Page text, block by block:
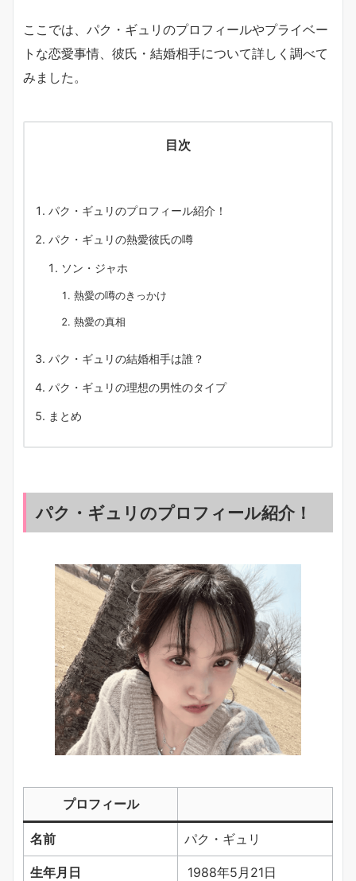
ここでは、パク・ギュリのプロフィールやプライベー
トな恋愛事情、彼氏・結婚相手について詳しく調べて
みました。
目次
パク・ギュリのプロフィール紹介！
パク・ギュリの熱愛彼氏の噂
ソン・ジャホ
熱愛の噂のきっかけ
熱愛の真相
パク・ギュリの結婚相手は誰？
パク・ギュリの理想の男性のタイプ
まとめ
パク・ギュリのプロフィール紹介！
プロフィール
名前 パク・ギュリ
生年月日 1988年5月21日